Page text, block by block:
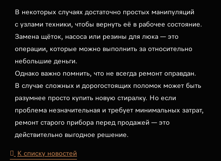
В некоторых случаях достаточно простых манипуляций
с узлами техники, чтобы вернуть её в рабочее состояние.
Замена щёток, насоса или резины для люка — это
операции, которые можно выполнить за относительно
небольшие деньги.
Однако важно помнить, что не всегда ремонт оправдан.
В случае сложных и дорогостоящих поломок может быть
разумнее просто купить новую стиралку. Но если
проблема незначительная и требует минимальных затрат,
ремонт старого прибора перед продажей — это
действительно выгодное решение.
К списку новостей